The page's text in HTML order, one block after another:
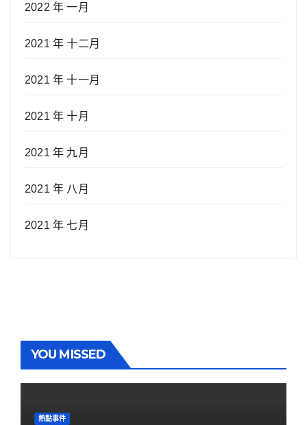
2022 年 一月
2021 年 十二月
2021 年 十一月
2021 年 十月
2021 年 九月
2021 年 八月
2021 年 七月
YOU MISSED
熱點事件